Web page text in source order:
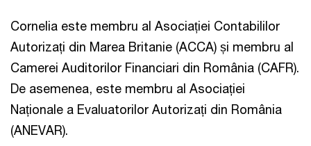
Cornelia este membru al Asociației Contabililor
Autorizați din Marea Britanie (ACCA) și membru al
Camerei Auditorilor Financiari din România (CAFR).
De asemenea, este membru al Asociației
Naționale a Evaluatorilor Autorizați din România
(ANEVAR).